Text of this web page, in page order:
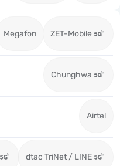
Megafon ZET-Mobile
Chunghwa
Airtel
dtac TriNet / LINE